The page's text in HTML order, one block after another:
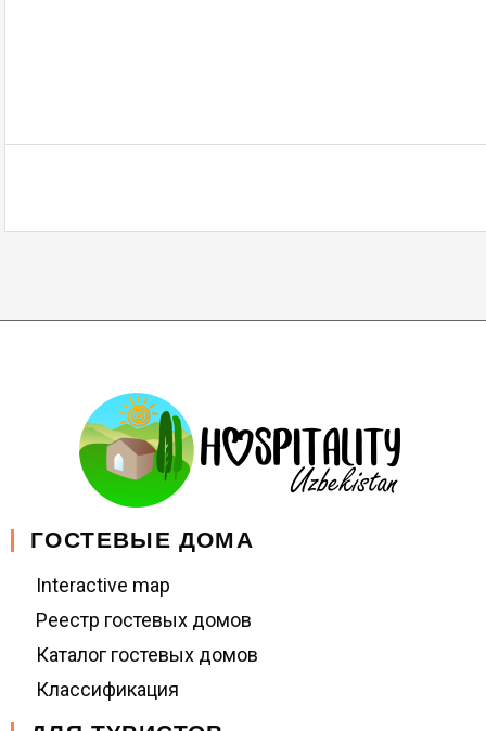
ГОСТЕВЫЕ ДОМА
Interactive map
Реестр гостевых домов
Каталог гостевых домов
Классификация